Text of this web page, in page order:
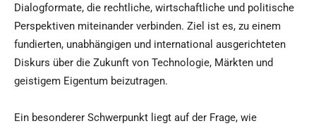
Dialogformate, die rechtliche, wirtschaftliche und politische
Perspektiven miteinander verbinden. Ziel ist es, zu einem
fundierten, unabhängigen und international ausgerichteten
Diskurs über die Zukunft von Technologie, Märkten und
geistigem Eigentum beizutragen.
Ein besonderer Schwerpunkt liegt auf der Frage, wie